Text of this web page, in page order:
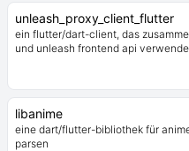
unleash_proxy_client_flutter
ein flutter/dart-client, das
und unleash frontend api
libanime
eine dart/flutter-bibliothek für
parsen